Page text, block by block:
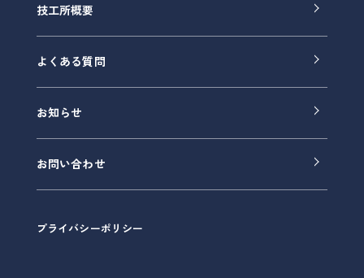
技工所概要
よくある質問
お知らせ
お問い合わせ
プライバシーポリシー